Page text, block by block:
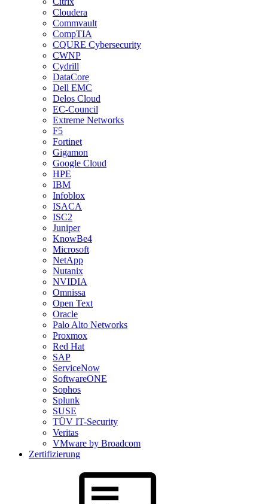
Cloudera
Commvault
CompTIA
CQURE Cybersecurity
CWNP
Cydrill
DataCore
Dell EMC
Delos Cloud
EC-Council
Extreme Networks
F5
Fortinet
Gigamon
Google Cloud
HPE
IBM
Infoblox
ISACA
ISC2
Juniper
KnowBe4
Microsoft
NetApp
Nutanix
NVIDIA
Omnissa
Open Text
Oracle
Palo Alto Networks
Proxmox
Red Hat
SAP
ServiceNow
SoftwareONE
Sophos
Splunk
SUSE
TÜV IT-Security
Veritas
VMware by Broadcom
Zertifizierung